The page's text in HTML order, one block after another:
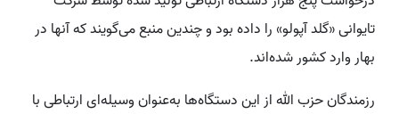
تایوانی «گلد آپولو» را داده بود و چندین منبع می‌گویند که آنها در
بهار وارد کشور شده‌اند.
رزمندگان حزب الله از این دستگاه‌ها به‌عنوان وسیله‌ای ارتباطی با